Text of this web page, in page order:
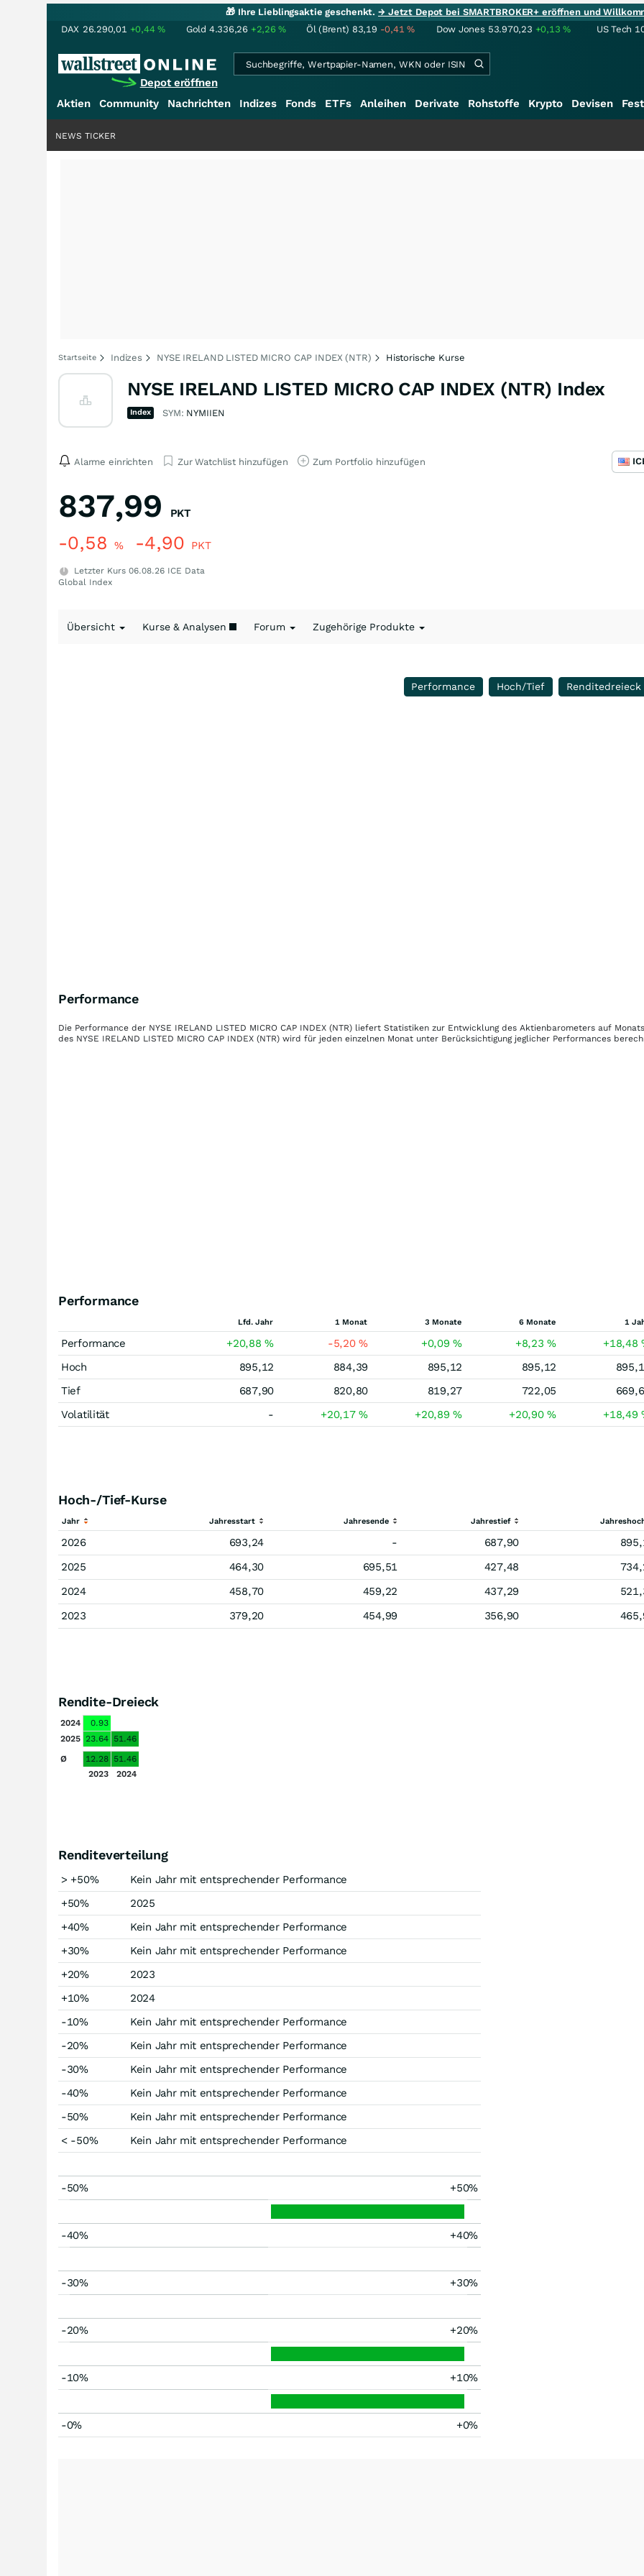
🎁 Ihre Lieblingsaktie geschenkt.→ Jetzt Depot bei SMARTBROKER+ eröffnen und
DAX 26.290,01 +0,44% Gold 4.336,26 +2,26% Öl (Brent) 83,19 -0,41% Dow Jones 53.970,23 +0,13% US Tech
Depot eröffnen
Aktien Community Nachrichten Indizes Fonds ETFs Anleihen Derivate Rohstoffe Krypto Devisen
NEWS TICKER
Startseite Indizes NYSE IRELAND LISTED MICRO CAP INDEX (NTR) Historische Kurse
NYSE IRELAND LISTED MICRO CAP INDEX (NTR) Index
Index SYM: NYMIIEN
Alarme einrichten Zur Watchlist hinzufügen Zum Portfolio hinzufügen
837,99 PKT
-0,58 % -4,90 PKT
Letzter Kurs 06.08.26 ICE Data
Global Index
Übersicht Kurse & Analysen Forum Zugehörige Produkte
Performance Hoch/Tief Renditedreieck
Performance
Die Performance der NYSE IRELAND LISTED MICRO CAP INDEX (NTR) liefert Statistiken zur Entwicklung des Aktienbarometers auf
des NYSE IRELAND LISTED MICRO CAP INDEX (NTR) wird für jeden einzelnen Monat unter Berücksichtigung jeglicher Performances
Performance
Lfd. Jahr 1 Monat 3 Monate 6 Monate 1
Performance +20,88% -5,20% +0,09% +8,23% +18,48
Hoch
895,12 884,39 895,12 895,12
Tief
687,90 820,80 819,27 722,05
Volatilität
- +20,17% +20,89% +20,90% +18,49
Hoch-/Tief-Kurse
Jahr Jahresstart Jahresende Jahrestief
2026 693,24 - 687,90
2025
464,30 695,51 427,48
2024
458,70 459,22 437,29
2023
379,20 454,99 356,90
Rendite-Dreieck
2024
0.93
2025 23.64 51.46
Ø
12.28 51.46
2023
2024
Renditeverteilung
> +50%
Kein Jahr mit entsprechender Performance
+50%
2025
+40%
Kein Jahr mit entsprechender Performance
+30%
Kein Jahr mit entsprechender Performance
+20%
2023
+10%
2024
-10%
Kein Jahr mit entsprechender Performance
-20%
Kein Jahr mit entsprechender Performance
-30%
Kein Jahr mit entsprechender Performance
-40%
Kein Jahr mit entsprechender Performance
-50%
Kein Jahr mit entsprechender Performance
< -50%
Kein Jahr mit entsprechender Performance
-50% +50%
-40% +40%
-30% +30%
-20% +20%
-10% +10%
-0% +0%